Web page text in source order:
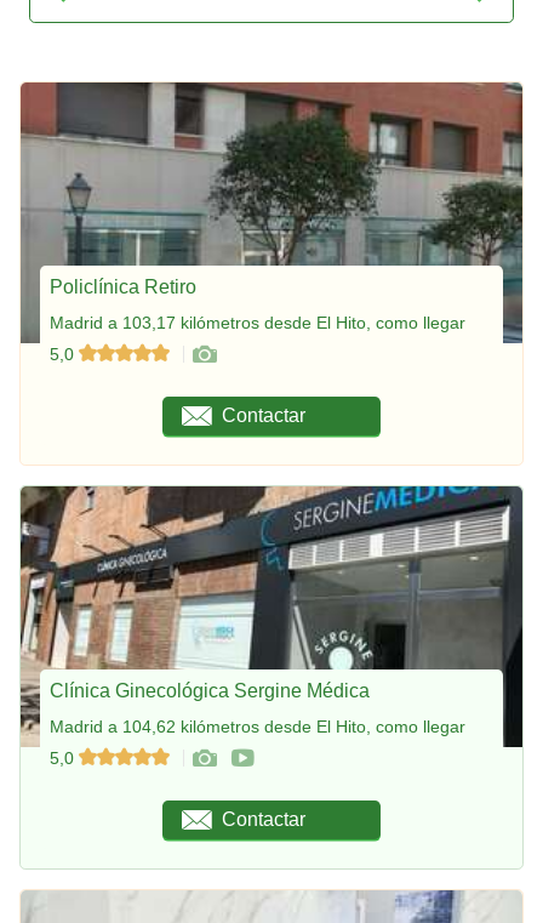
Policlínica Retiro
Madrid a 103,17 kilómetros desde El Hito, como llegar
5,0
Contactar
Clínica Ginecológica Sergine Médica
Madrid a 104,62 kilómetros desde El Hito, como llegar
5,0
Contactar